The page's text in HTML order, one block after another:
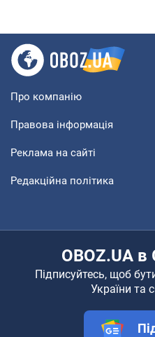
Про компанію
Правова інформація
Реклама на сайті
Редакційна політика
OBOZ.UA в
Підписуйтесь, щоб
України та